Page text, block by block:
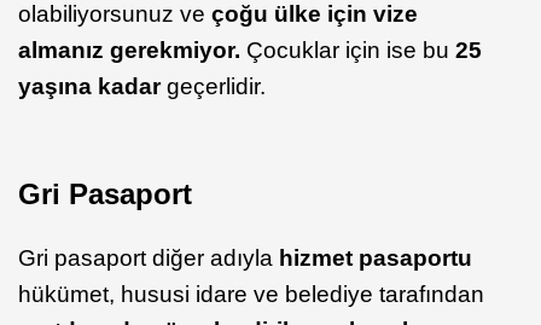
olabiliyorsunuz ve çoğu ülke için vize
almanız gerekmiyor. Çocuklar için ise bu 25
yaşına kadargeçerlidir.
Gri Pasaport
Gri pasaport diğer adıyla hizmet pasaportu
hükümet, hususi idare ve belediye tarafından